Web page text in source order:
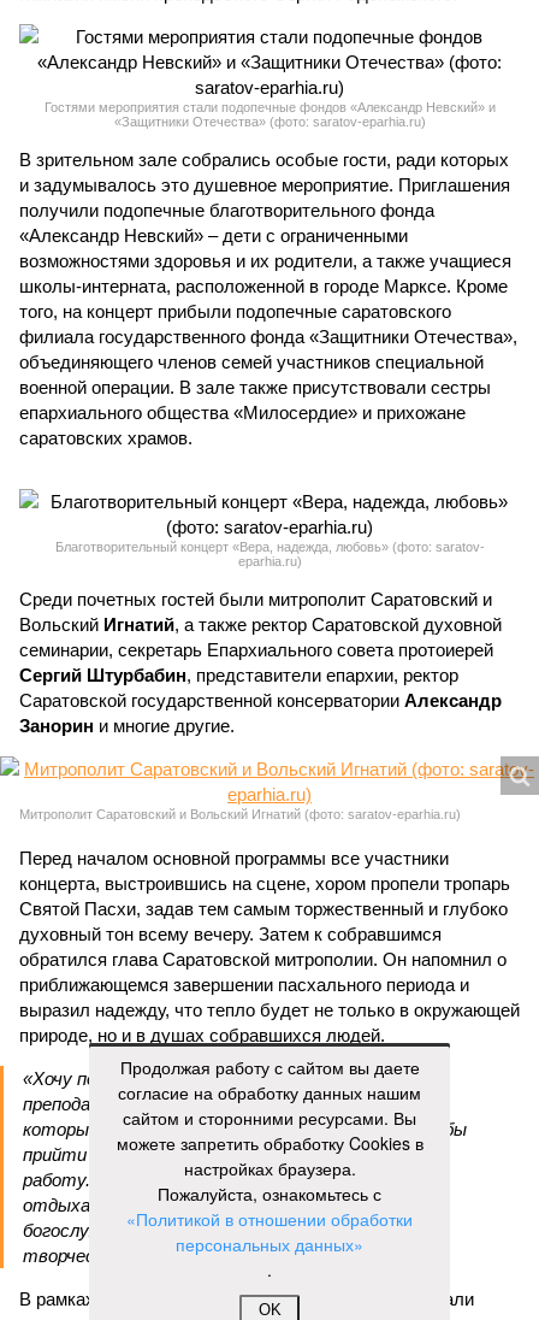
Гостями мероприятия стали подопечные фондов «Александр Невский» и
«Защитники Отечества» (фото: saratov-eparhia.ru)
В зрительном зале собрались особые гости, ради которых
и задумывалось это душевное мероприятие. Приглашения
получили подопечные благотворительного фонда
«Александр Невский» – дети с ограниченными
возможностями здоровья и их родители, а также учащиеся
школы-интерната, расположенной в городе Марксе. Кроме
того, на концерт прибыли подопечные саратовского
филиала государственного фонда «Защитники Отечества»,
объединяющего членов семей участников специальной
военной операции. В зале также присутствовали сестры
епархиального общества «Милосердие» и прихожане
саратовских храмов.
Благотворительный концерт «Вера, надежда, любовь» (фото: saratov-
eparhia.ru)
Среди почетных гостей были митрополит Саратовский и
Вольский Игнатий, а также ректор Саратовской духовной
семинарии, секретарь Епархиального совета протоиерей
Сергий Штурбабин, представители епархии, ректор
Саратовской государственной консерватории Александр
Занорин и многие другие.
Митрополит Саратовский и Вольский Игнатий (фото: saratov-eparhia.ru)
Перед началом основной программы все участники
концерта, выстроившись на сцене, хором пропели тропарь
Святой Пасхи, задав тем самым торжественный и глубоко
духовный тон всему вечеру. Затем к собравшимся
обратился глава Саратовской митрополии. Он напомнил о
приближающемся завершении пасхального периода и
выразил надежду, что тепло будет не только в окружающей
природе, но и в душах собравшихся людей.
«Хочу поблагодарить всех родителей,
преподавателей, наставников, самих учащихся,
которые свои выходные дни тратят на то, чтобы
прийти в храм, чтобы продолжать внеклассную
работу. Большинство учеников в выходные
отдыхают, а эти ребята идут в церковь на
богослужение, занимаются музыкой и другим
творчеством», – заявил митрополит Игнатий.
В рамках концертной программы со сцены прозвучали
Продолжая работу с сайтом вы даете
согласие на обработку данных нашим
сайтом и сторонними ресурсами. Вы
можете запретить обработку Cookies в
настройках браузера.
Пожалуйста, ознакомьтесь с
«Политикой в отношении обработки
персональных данных»
.
OK